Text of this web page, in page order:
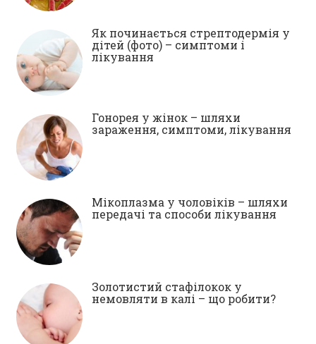
Як починається стрептодермія у
дітей (фото) – симптоми і
лікування
Гонорея у жінок – шляхи
зараження, симптоми, лікування
Мікоплазма у чоловіків – шляхи
передачі та способи лікування
Золотистий стафілокок у
немовляти в калі – що робити?